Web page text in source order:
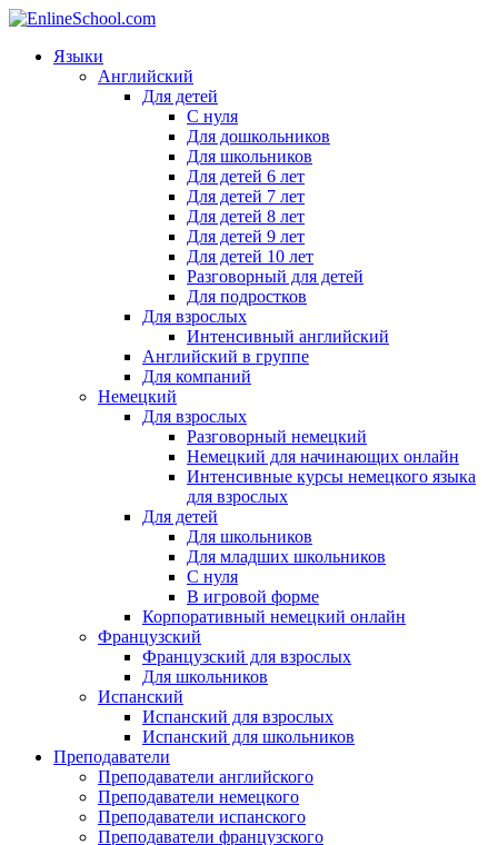
Языки
Английский
Для детей
С нуля
Для дошкольников
Для школьников
Для детей 6 лет
Для детей 7 лет
Для детей 8 лет
Для детей 9 лет
Для детей 10 лет
Разговорный для детей
Для подростков
Для взрослых
Интенсивный английский
Английский в группе
Для компаний
Немецкий
Для взрослых
Разговорный немецкий
Немецкий для начинающих онлайн
Интенсивные курсы немецкого языка
для взрослых
Для детей
Для школьников
Для младших школьников
С нуля
В игровой форме
Корпоративный немецкий онлайн
Французский
Французский для взрослых
Для школьников
Испанский
Испанский для взрослых
Испанский для школьников
Преподаватели
Преподаватели английского
Преподаватели немецкого
Преподаватели испанского
Преподаватели французского